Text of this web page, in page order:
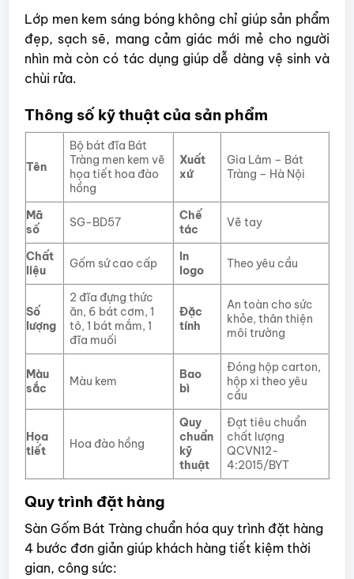
Lớp men kem sáng bóng không chỉ giúp sản phẩm
đẹp, sạch sẽ, mang cảm giác mới mẻ cho người
nhìn mà còn có tác dụng giúp dễ dàng vệ sinh và
chùi rửa.
Thông số kỹ thuật của sản phẩm
Tên
Bộ bát đĩa Bát
Tràng men kem vẽ
họa tiết hoa đào
hồng
Xuất
xứ
Gia Lâm – Bát
Tràng – Hà Nội
Mã
số
SG-BD57
Chế
tác
Vẽ tay
Chất
liệu
Gốm sứ cao cấp
In
logo
Theo yêu cầu
Số
lượng
2 đĩa đựng thức
ăn, 6 bát cơm, 1
tô, 1 bát mắm, 1
đĩa muối
Đặc
tính
An toàn cho sức
khỏe, thân thiện
môi trường
Màu
sắc
Màu kem
Bao
bì
Đóng hộp carton,
hộp xi theo yêu
cầu
Họa
tiết
Hoa đào hồng
Quy
chuẩn
kỹ
thuật
Đạt tiêu chuẩn
chất lượng
QCVN12-
4:2015/BYT
Quy trình đặt hàng
Sàn Gốm Bát Tràng chuẩn hóa quy trình đặt hàng
4 bước đơn giản giúp khách hàng tiết kiệm thời
gian, công sức: